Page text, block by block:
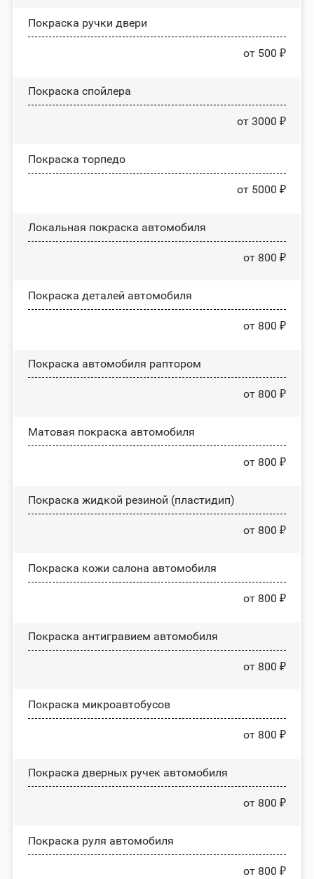
Покраска ручки двери
от 500 ₽
Покраска спойлера
от 3000 ₽
Покраска торпедо
от 5000 ₽
Локальная покраска автомобиля
от 800 ₽
Покраска деталей автомобиля
от 800 ₽
Покраска автомобиля раптором
от 800 ₽
Матовая покраска автомобиля
от 800 ₽
Покраска жидкой резиной (пластидип)
от 800 ₽
Покраска кожи салона автомобиля
от 800 ₽
Покраска антигравием автомобиля
от 800 ₽
Покраска микроавтобусов
от 800 ₽
Покраска дверных ручек автомобиля
от 800 ₽
Покраска руля автомобиля
от 800 ₽